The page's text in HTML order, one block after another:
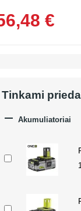
€
Tinkami
 Akumuliatoriai